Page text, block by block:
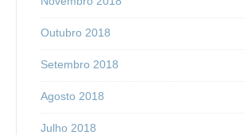
Outubro 2018
Setembro 2018
Agosto 2018
Julho 2018